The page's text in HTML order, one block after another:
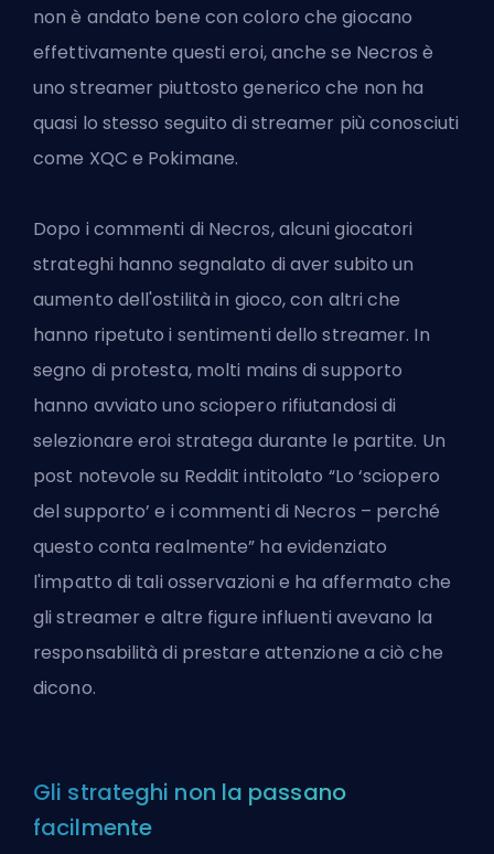
non è andato bene con coloro che giocano
effettivamente questieroi, anche se Necros è
uno streamer piuttosto generico che non ha
quasi lo stesso seguito di streamer più conosciuti
come XQC e Pokimane.
Dopo i commenti di Necros, alcuni giocatori
strateghi hanno segnalato di aver subito un
aumento dell'ostilità in gioco, con altri che
hanno ripetuto i sentimenti dello streamer. In
segno di protesta, molti mains di supporto
hanno avviato uno sciopero rifiutandosi di
selezionare eroi stratega durante le partite. Un
post notevole su Reddit intitolato “Lo ‘sciopero
del supporto’ e i commenti di Necros – perché
questo conta realmente” ha evidenziato
l'impatto di tali osservazioni e ha affermato che
gli streamer e altre figure influenti avevano la
responsabilità di prestare attenzione a ciò che
dicono.
Gli strateghi non la passano
facilmente